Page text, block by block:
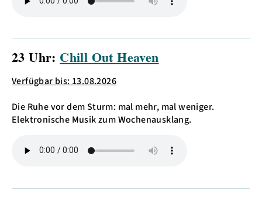
23 Uhr: Chill Out Heaven
Verfügbar bis: 13.08.2026
Die Ruhe vor dem Sturm: mal mehr, mal weniger.
Elektronische Musik zum Wochenausklang.